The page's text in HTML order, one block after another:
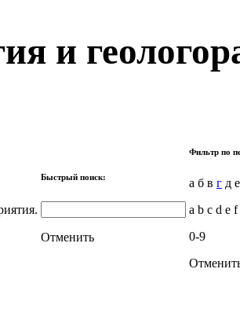
и
Быстрый поиск:
Отменить
Фильтр по
а б в г д
a b c d e
0-9